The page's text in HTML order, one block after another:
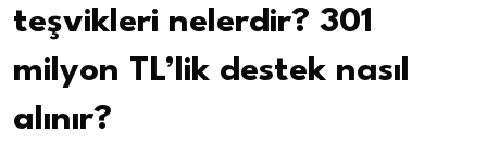
teşvikleri nelerdir? 301
milyon TL’lik destek nasıl
alınır?